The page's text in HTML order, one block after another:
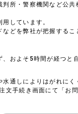
所・警察機関など公
しています。
どを弊社が把握するこ
およそ5時間が経つ
通しによりはがれに
文手続き画面にて「お